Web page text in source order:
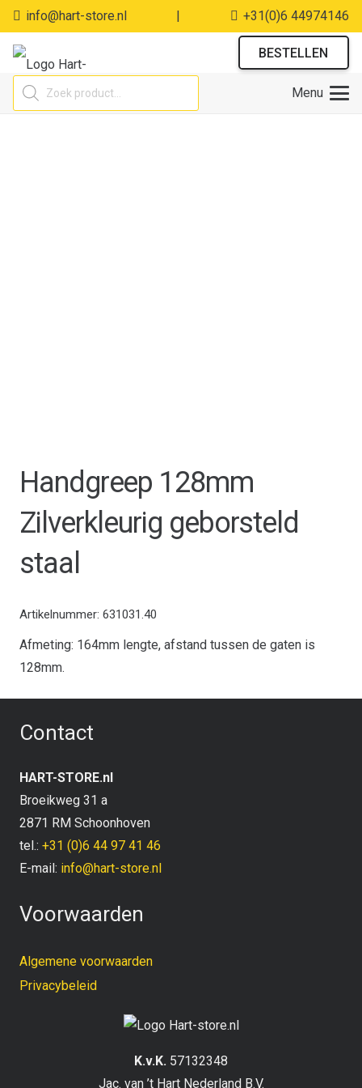
info@hart-store.nl | +31(0)6 44974146
BESTELLEN
Producten
zoeken
Menu
Handgreep 128mm
Zilverkleurig geborsteld
staal
Artikelnummer: 631031.40
Afmeting: 164mm lengte, afstand tussen de gaten is
128mm.
Contact
HART-STORE.nl
Broeikweg 31 a
2871 RM Schoonhoven
tel.: +31 (0)6 44 97 41 46
E-mail: info@hart-store.nl
Voorwaarden
Algemene voorwaarden
Privacybeleid
K.v.K. 57132348
Jac. van ’t Hart Nederland B.V.